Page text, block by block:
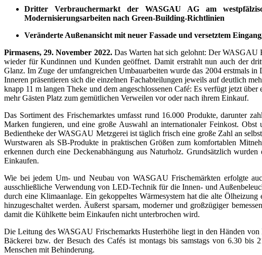
Dritter Verbrauchermarkt der WASGAU AG am
Modernisierungsarbeiten nach Green-Building-Richtlinien
Veränderte Außenansicht mit neuer Fassade und versetztem
Pirmasens, 29. November 2022. Das Warten hat sich gelohnt: Der WASGAU
wieder für Kundinnen und Kunden geöffnet. Damit erstrahlt nun auch der
Glanz. Im Zuge der umfangreichen Umbauarbeiten wurde das 2004 erstmals
Inneren präsentieren sich die einzelnen Fachabteilungen jeweils auf deutlich
knapp 11 m langen Theke und dem angeschlossenen Café: Es verfügt jetzt
mehr Gästen Platz zum gemütlichen Verweilen vor oder nach ihrem Einkauf.
Das Sortiment des Frischemarktes umfasst rund 16.000 Produkte, darunter
Marken fungieren, und eine große Auswahl an internationaler Feinkost.
Bedientheke der WASGAU Metzgerei ist täglich frisch eine große Zahl an
Wurstwaren als SB-Produkte in praktischen Größen zum komfortablen
erkennen durch eine Deckenabhängung aus Naturholz. Grundsätzlich
Einkaufen.
Wie bei jedem Um- und Neubau von WASGAU Frischemärkten erfolgte
ausschließliche Verwendung von LED-Technik für die Innen- und
durch eine Klimaanlage. Ein gekoppeltes Wärmesystem hat die alte
hinzugeschaltet werden. Äußerst sparsam, moderner und großzügiger
damit die Kühlkette beim Einkaufen nicht unterbrochen wird.
Die Leitung des WASGAU Frischemarkts Husterhöhe liegt in den Händen
Bäckerei bzw. der Besuch des Cafés ist montags bis samstags von 6.30
Menschen mit Behinderung.